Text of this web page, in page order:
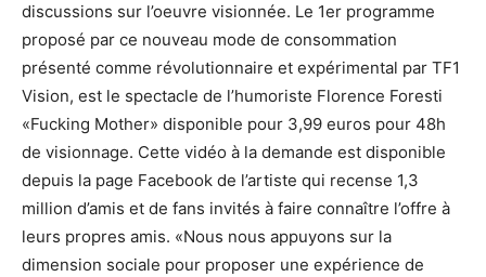
discussions sur l’oeuvre visionnée. Le 1er programme
proposé par ce nouveau mode de consommation
présenté comme révolutionnaire et expérimental par TF1
Vision, est le spectacle de l’humoriste Florence Foresti
«Fucking Mother» disponible pour 3,99 euros pour 48h
de visionnage. Cette vidéo à la demande est disponible
depuis la page Facebook de l’artiste qui recense 1,3
million d’amis et de fans invités à faire connaître l’offre à
leurs propres amis. «Nous nous appuyons sur la
dimension sociale pour proposer une expérience de